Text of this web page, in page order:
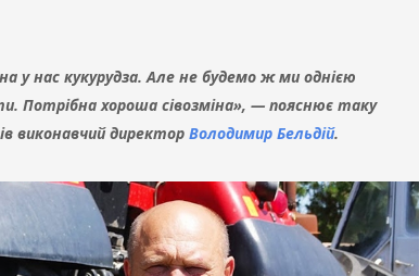
у нас кукурудза. Але не будемо ж ми однією
Потрібна хороша сівозміна», — пояснює таку
виконавчий директор Володимир Бельдій.